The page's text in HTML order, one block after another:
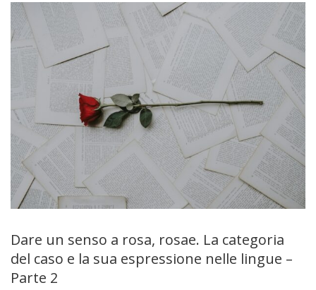
Dare un senso a rosa, rosae. La categoria
del caso e la sua espressione nelle lingue –
Parte 2